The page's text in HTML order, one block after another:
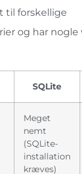
til forskellige
og har
SQLite
Meget
nemt
(SQLite-
installation
kræves)